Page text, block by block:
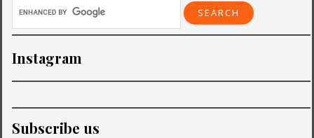
Instagram
Subscribe us